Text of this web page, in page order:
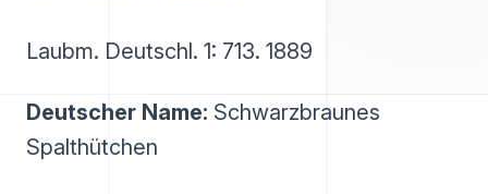
Laubm. Deutschl. 1: 713. 1889
Deutscher Name: Schwarzbraunes
Spalthütchen